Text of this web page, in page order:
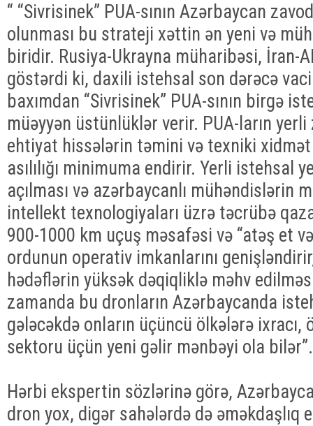
“ “Sivrisinek” PUA-sının Azərbaycan
olunması bu strateji xəttin ən yeni və
biridir. Rusiya-Ukrayna müharibəsi, İran-
göstərdi ki, daxili istehsal son dərəcə
baxımdan “Sivrisinek” PUA-sının birgə
müəyyən üstünlüklər verir. PUA-ların
ehtiyat hissələrin təmini və texniki xidmət
asılılığı minimuma endirir. Yerli istehsal
açılması və azərbaycanlı mühəndislərin
intellekt texnologiyaları üzrə təcrübə
900-1000 km uçuş məsafəsi və “atəş et
ordunun operativ imkanlarını
hədəflərin yüksək dəqiqliklə məhv
zamanda bu dronların Azərbaycanda
gələcəkdə onların üçüncü ölkələrə
sektoru üçün yeni gəlir mənbəyi ola bilər”.
Hərbi ekspertin sözlərinə görə,
dron yox, digər sahələrdə də əməkdaşlıq